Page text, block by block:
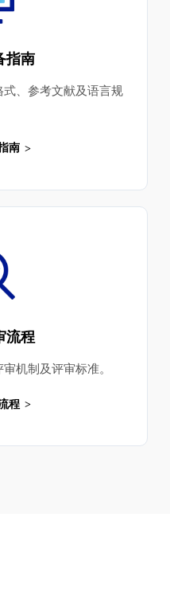
指南
、参考文献及语言规
南
流程
机制及评审标准。
程